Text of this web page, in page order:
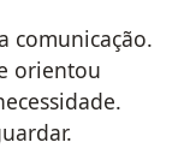
comunicação.
orientou